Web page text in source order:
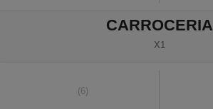
CARROCERIA
X1
(6)